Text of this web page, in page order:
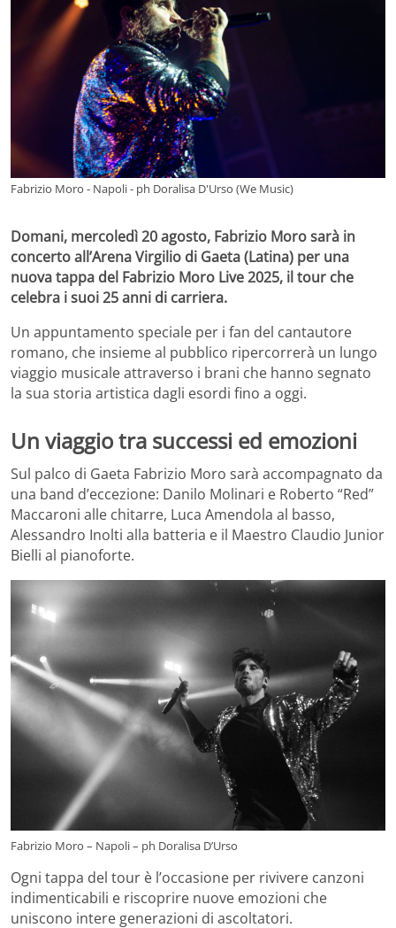
Fabrizio Moro - Napoli - ph Doralisa D'Urso (We Music)
Domani, mercoledì 20 agosto, Fabrizio Moro sarà in
concerto all’Arena Virgilio di Gaeta (Latina) per una
nuova tappa del Fabrizio Moro Live 2025, il tour che
celebra i suoi 25 anni di carriera.
Un appuntamento speciale per i fan del cantautore
romano, che insieme al pubblico ripercorrerà un lungo
viaggio musicale attraverso i brani che hanno segnato
la sua storia artistica dagli esordi fino a oggi.
Un viaggio tra successi ed emozioni
Sul palco di Gaeta Fabrizio Moro sarà accompagnato da
una band d’eccezione: Danilo Molinari e Roberto “Red”
Maccaroni alle chitarre, Luca Amendola al basso,
Alessandro Inolti alla batteria e il Maestro Claudio Junior
Bielli al pianoforte.
Fabrizio Moro – Napoli – ph Doralisa D’Urso
Ogni tappa del tour è l’occasione per rivivere canzoni
indimenticabili e riscoprire nuove emozioni che
uniscono intere generazioni di ascoltatori.